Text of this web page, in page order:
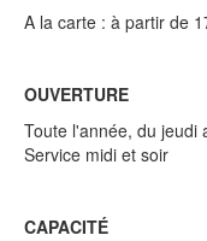
A la carte : à partir de
OUVERTURE
Toute l'année, du jeudi
Service midi et soir
CAPACITÉ